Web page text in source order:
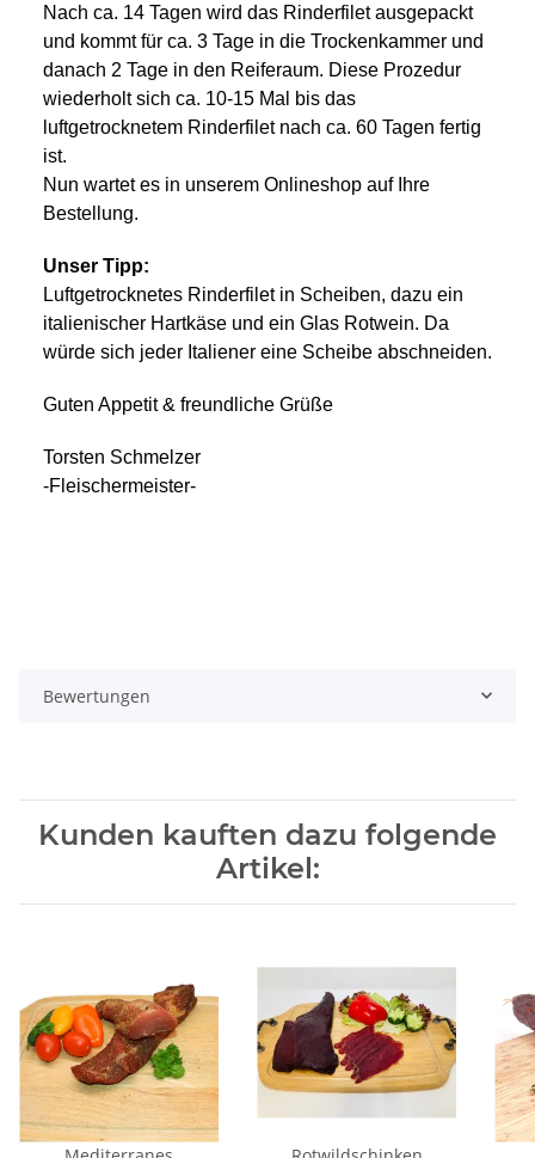
Nach ca. 14 Tagen wird das Rinderfilet ausgepackt
und kommt für ca. 3 Tage in die Trockenkammer und
danach 2 Tage in den Reiferaum. Diese Prozedur
wiederholt sich ca. 10-15 Mal bis das
luftgetrocknetem Rinderfilet nach ca. 60 Tagen fertig
ist.
Nun wartet es in unserem Onlineshop auf Ihre
Bestellung.
Unser Tipp:
Luftgetrocknetes Rinderfilet in Scheiben, dazu ein
italienischer Hartkäse und ein Glas Rotwein. Da
würde sich jeder Italiener eine Scheibe abschneiden.
Guten Appetit & freundliche Grüße
Torsten Schmelzer
-Fleischermeister-
Bewertungen
Kunden kauften dazu folgende
Artikel: